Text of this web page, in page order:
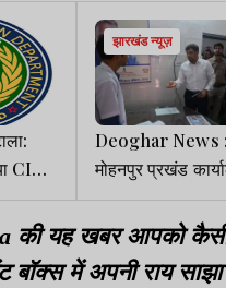
CID
झारखंड न्यूज़
Deoghar News :
मोहनपुर प्रखंड
CHC का किया
लंबित कार्यों को जल्द
का निर्देश
की यह खबर आपको
बॉक्स में अपनी राय